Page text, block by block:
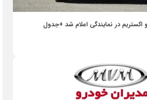
در نمایندگی اعلام شد +جدول